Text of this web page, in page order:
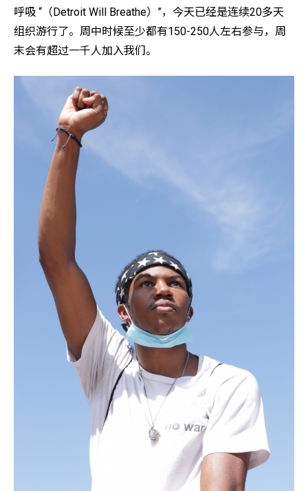
呼吸 “（Detroit Will Breathe）”，今天已经是连续20多天
组织游行了。周中时候至少都有150-250人左右参与，周
末会有超过一千人加入我们。